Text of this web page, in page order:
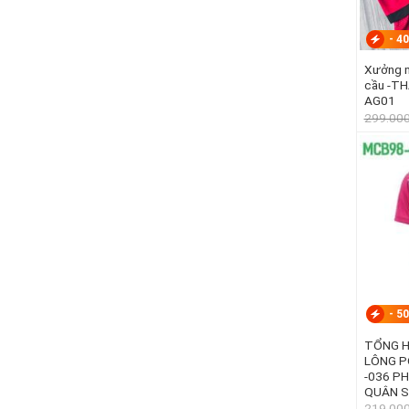
-
Xưởng
cầu -
AG01
-
TỔNG
LÔNG
-036
QUÂN